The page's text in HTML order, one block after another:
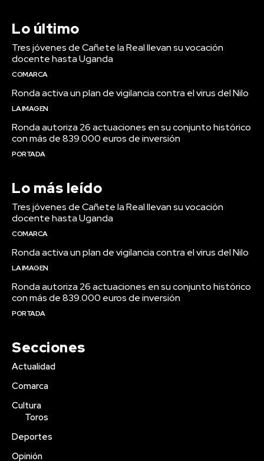
Lo último
Tres jóvenes de Cañete la Real llevan su vocación
docente hasta Uganda
COMARCA
Ronda activa un plan de vigilancia contra el virus del Nilo
LA IMAGEN
Ronda autoriza 26 actuaciones en su conjunto histórico
con más de 839.000 euros de inversión
PORTADA
Lo más leído
Tres jóvenes de Cañete la Real llevan su vocación
docente hasta Uganda
COMARCA
Ronda activa un plan de vigilancia contra el virus del Nilo
LA IMAGEN
Ronda autoriza 26 actuaciones en su conjunto histórico
con más de 839.000 euros de inversión
PORTADA
Secciones
Actualidad
Comarca
Cultura
Toros
Deportes
Opinión